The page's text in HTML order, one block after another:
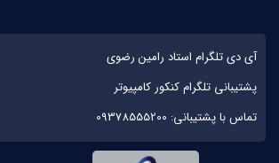
آی دی تلگرام استاد رامین رضوی
پشتیبانی تلگرام کنکور کامپیوتر
تماس با پشتیبانی: 09378555200